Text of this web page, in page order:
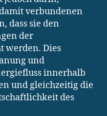
verbundenen
dass sie den
der
werden. Dies
und
innerhalb
und gleichzeitig die
des